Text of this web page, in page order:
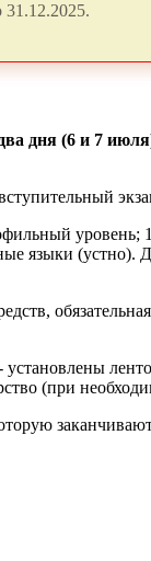
31.12.2025.
дня (6 и 7
уровень;
языки (устно).
обязательная
установлены
(при